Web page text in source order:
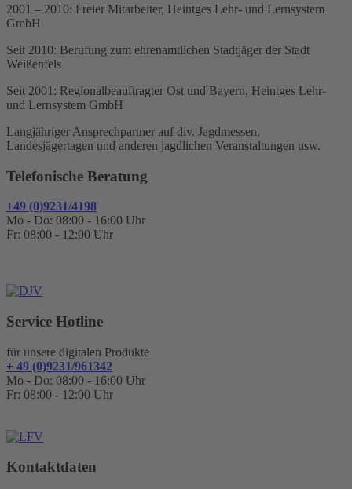
2001 – 2010: Freier Mitarbeiter, Heintges Lehr- und Lernsystem
GmbH
Seit 2010: Berufung zum ehrenamtlichen Stadtjäger der Stadt
Weißenfels
Seit 2001: Regionalbeauftragter Ost und Bayern, Heintges Lehr-
und Lernsystem GmbH
Langjähriger Ansprechpartner auf div. Jagdmessen,
Landesjägertagen und anderen jagdlichen Veranstaltungen usw.
Telefonische Beratung
+49 (0)9231/4198
Mo - Do: 08:00 - 16:00 Uhr
Fr: 08:00 - 12:00 Uhr
Service Hotline
für unsere digitalen Produkte
+ 49 (0)9231/961342
Mo - Do: 08:00 - 16:00 Uhr
Fr: 08:00 - 12:00 Uhr
Kontaktdaten